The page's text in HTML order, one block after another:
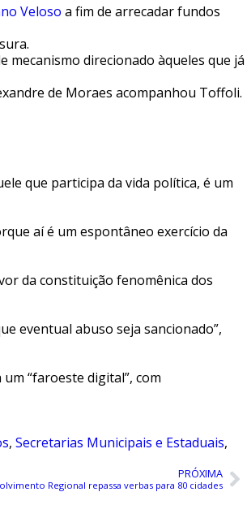
Veloso a fim de arrecadar fundos
mecanismo direcionado àqueles que já
de Moraes acompanhou Toffoli.
que participa da vida política, é um
aí é um espontâneo exercício da
da constituição fenomênica dos
eventual abuso seja sancionado”,
“faroeste digital”, com
, Secretarias Municipais e Estaduais,
PRÓXIMA
Regional repassa verbas para 80 cidades